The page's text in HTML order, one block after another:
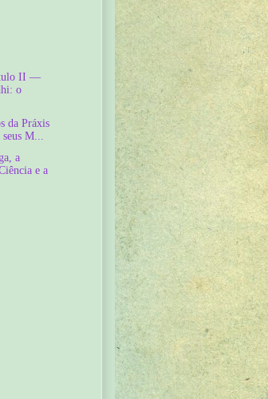
II —
o
da Práxis
M...
a
e a